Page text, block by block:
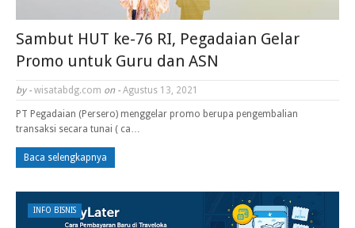
Sambut HUT ke-76 RI, Pegadaian Gelar
Promo untuk Guru dan ASN
by - wisatabdg.com on - Agustus 13, 2021
PT Pegadaian (Persero) menggelar promo berupa pengembalian
transaksi secara tunai ( ca…
Baca selengkapnya
INFO BISNIS